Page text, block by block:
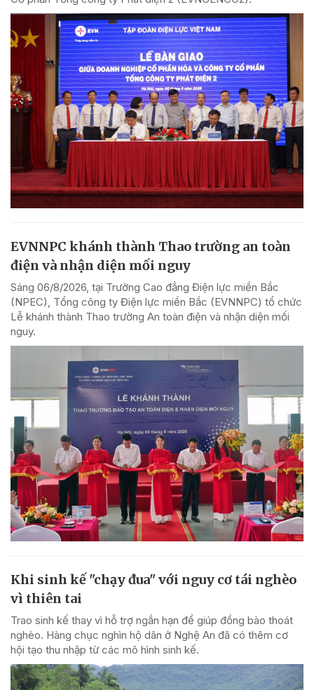
EVNNPC khánh thành Thao trường an toàn
điện và nhận diện mối nguy
Sáng 06/8/2026, tại Trường Cao đẳng Điện lực miền Bắc
(NPEC), Tổng công ty Điện lực miền Bắc (EVNNPC) tổ chức
Lễ khánh thành Thao trường An toàn điện và nhận diện mối
nguy.
Khi sinh kế "chạy đua" với nguy cơ tái nghèo
vì thiên tai
Trao sinh kế thay vì hỗ trợ ngắn hạn để giúp đồng bào thoát
nghèo. Hàng chục nghìn hộ dân ở Nghệ An đã có thêm cơ
hội tạo thu nhập từ các mô hình sinh kế.